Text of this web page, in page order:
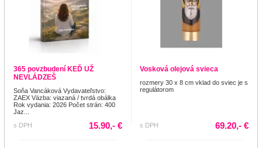
365 povzbudení KEĎ UŽ
NEVLÁDZEŠ
Soňa Vancáková Vydavateľstvo:
ZAEX Väzba: viazaná / tvrdá obálka
Rok vydania: 2026 Počet strán: 400
Jaz...
s DPH
15.90,- €
Vosková olejová svieca
rozmery 30 x 8 cm vklad do sviec je s
regulátorom
s DPH 69.20,- €